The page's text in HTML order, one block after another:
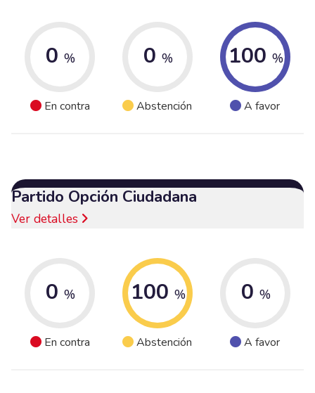
0 %
En contra
0 %
Abstención
100 %
A favor
Partido Opción Ciudadana
Ver detalles
0 %
En contra
100 %
Abstención
0 %
A favor